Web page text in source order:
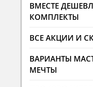
ВМЕСТЕ
КОМПЛЕКТЫ
ВСЕ АКЦИИ И
ВАРИАНТЫ
МЕЧТЫ